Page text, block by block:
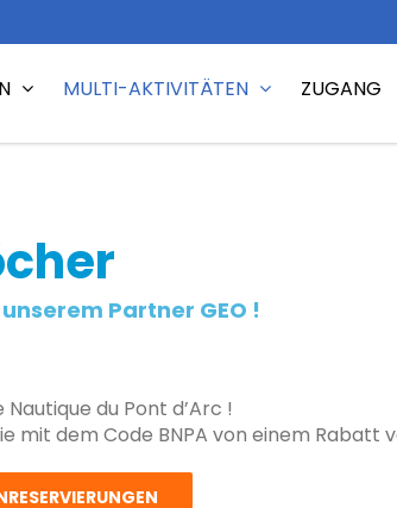
MULTI-AKTIVITÄTEN ZUGANG
Partner GEO !
du Pont d’Arc !
dem Code BNPA von einem Rabatt